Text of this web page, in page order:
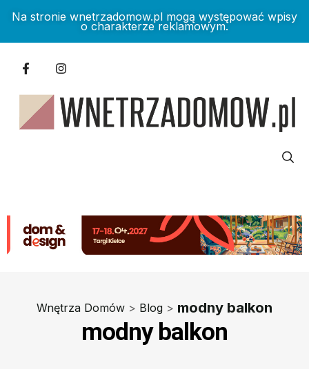
Na stronie wnetrzadomow.pl mogą występować wpisy
o charakterze reklamowym.
Wnętrza Domów > Blog > modny balkon
modny balkon